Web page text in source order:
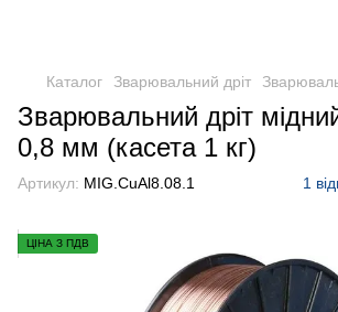
Каталог Зварювальний дріт
Зварювальний дріт
0,8 мм (касета 1 кг)
Артикул: MIG.CuAl8.08.1 1
ЦІНА З ПДВ